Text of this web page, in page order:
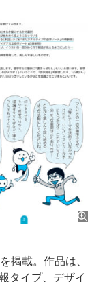
掲載。作品は、
タイプ、デザイ